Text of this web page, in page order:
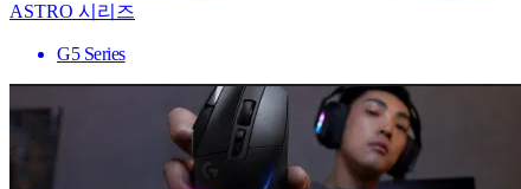
ASTRO 시리즈
G5 Series